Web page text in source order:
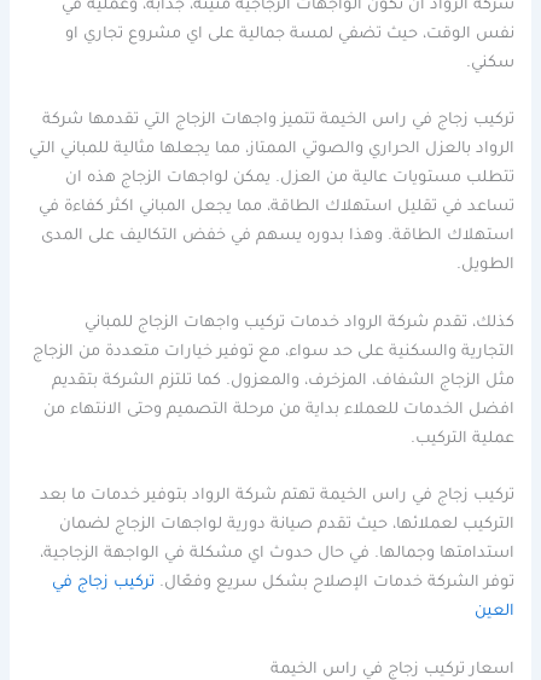
شركة الرواد ان تكون الواجهات الزجاجية متينة، جذابة، وعملية في
نفس الوقت، حيث تضفي لمسة جمالية على اي مشروع تجاري او
سكني.
تركيب زجاج في راس الخيمة تتميز واجهات الزجاج التي تقدمها شركة
الرواد بالعزل الحراري والصوتي الممتاز، مما يجعلها مثالية للمباني التي
تتطلب مستويات عالية من العزل. يمكن لواجهات الزجاج هذه ان
تساعد في تقليل استهلاك الطاقة، مما يجعل المباني اكثر كفاءة في
استهلاك الطاقة. وهذا بدوره يسهم في خفض التكاليف على المدى
الطويل.
كذلك، تقدم شركة الرواد خدمات تركيب واجهات الزجاج للمباني
التجارية والسكنية على حد سواء، مع توفير خيارات متعددة من الزجاج
مثل الزجاج الشفاف، المزخرف، والمعزول. كما تلتزم الشركة بتقديم
افضل الخدمات للعملاء بداية من مرحلة التصميم وحتى الانتهاء من
عملية التركيب.
تركيب زجاج في راس الخيمة تهتم شركة الرواد بتوفير خدمات ما بعد
التركيب لعملائها، حيث تقدم صيانة دورية لواجهات الزجاج لضمان
استدامتها وجمالها. في حال حدوث اي مشكلة في الواجهة الزجاجية،
توفر الشركة خدمات الإصلاح بشكل سريع وفعّال. تركيب زجاج في
العين
اسعار تركيب زجاج في راس الخيمة